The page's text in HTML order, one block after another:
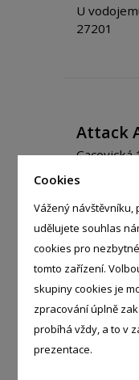
Cookies
Vážený návštěvníku,
udělujete souhlas
cookies pro
tomto zařízení.
skupiny cookies je
zpracování úplně
probíhá vždy, a to v
prezentace.
U
27201
Attack
FK -
s.r.o.
-
Na Náspu
Krásné